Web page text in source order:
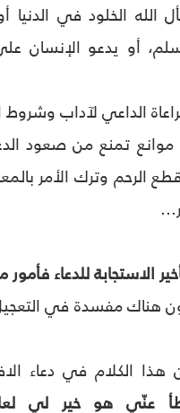
الله الخلود في الدنيا
أو يدعو الإنسان
موانع تمنع من صعود
الرحم وترك الأمر
الاستجابة للدعاء فأمور
هناك مفسدة في
الكلام في دعاء
عنّي هو خير لي